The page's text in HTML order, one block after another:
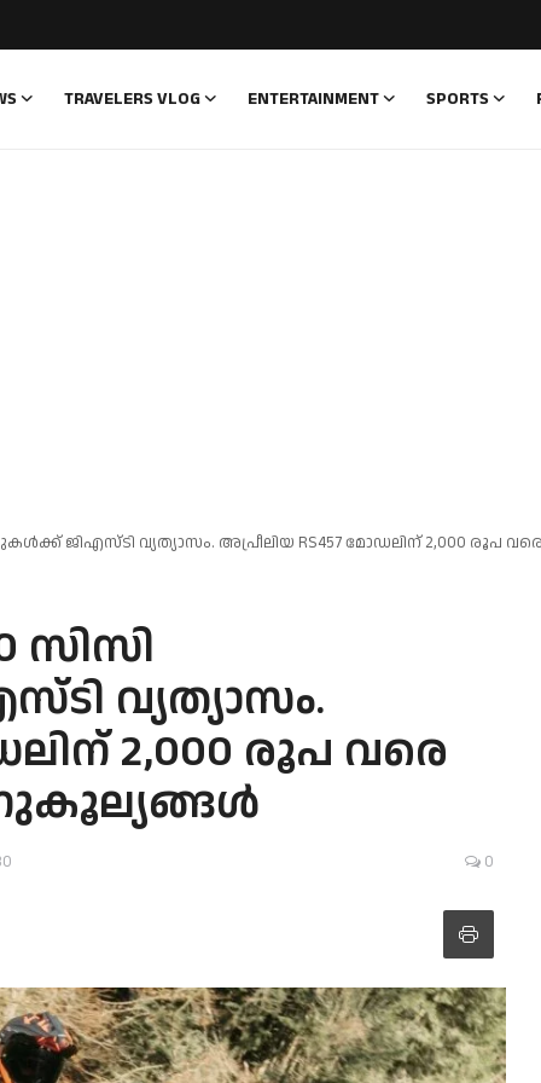
TRAVELERS VLOG ENTERTAINMENT SPORTS
ജിഎസ്ടി വ്യത്യാസം. അപ്രീലിയ RS457 മോഡലിന് 2,000 രൂപ
സിസി
വ്യത്യാസം.
2,000 രൂപ വരെ
0